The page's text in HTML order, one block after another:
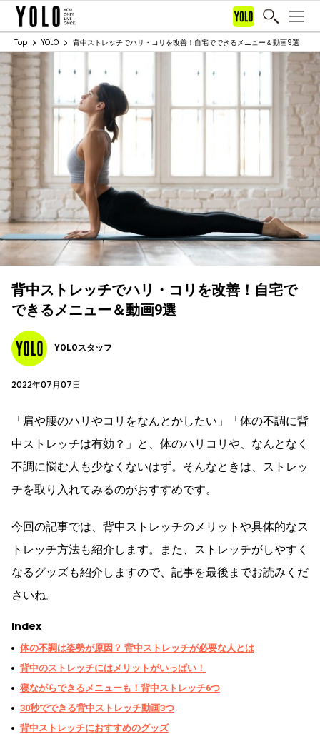
Top YOLO 背中ストレッチでハリ・コリを改善！自宅でできるメニュー＆動画9選
背中ストレッチでハリ・コリを改善！自宅で
できるメニュー＆動画9選
YOLOスタッフ
2022年07月07日
「肩や腰のハリやコリをなんとかしたい」「体の不調に背
中ストレッチは有効？」と、体のハリコリや、なんとなく
不調に悩む人も少なくないはず。そんなときは、ストレッ
チを取り入れてみるのがおすすめです。
今回の記事では、背中ストレッチのメリットや具体的なス
トレッチ方法も紹介します。また、ストレッチがしやすく
なるグッズも紹介しますので、記事を最後までお読みくだ
さいね。
Index
体の不調は姿勢が原因？ 背中ストレッチが必要な人とは
背中のストレッチにはメリットがいっぱい！
寝ながらできるメニューも！背中ストレッチ6つ
30秒でできる背中ストレッチ動画3つ
背中ストレッチにおすすめのグッズ